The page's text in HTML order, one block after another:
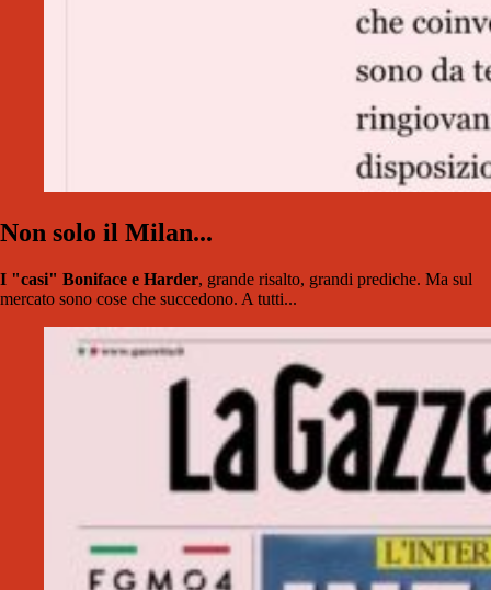
Non solo il Milan...
I "casi" Boniface e Harder, grande risalto, grandi prediche. Ma sul
mercato sono cose che succedono. A tutti...